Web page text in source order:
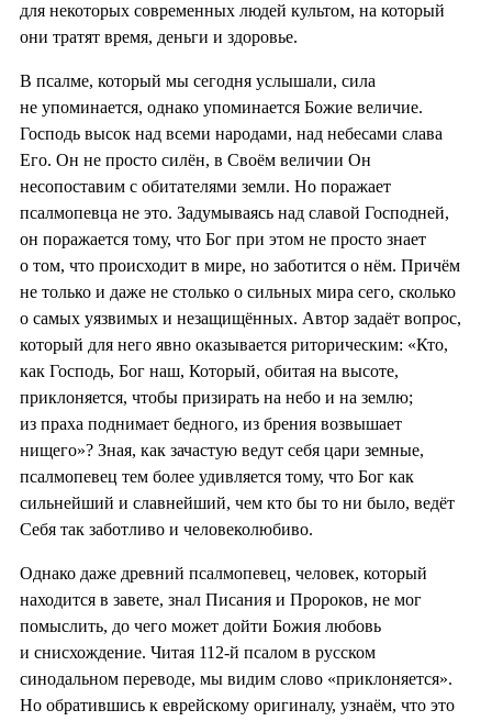
для некоторых современных людей культом, на который
они тратят время, деньги и здоровье.
В псалме, который мы сегодня услышали, сила
не упоминается, однако упоминается Божие величие.
Господь высок над всеми народами, над небесами слава
Его. Он не просто силён, в Своём величии Он
несопоставим с обитателями земли. Но поражает
псалмопевца не это. Задумываясь над славой Господней,
он поражается тому, что Бог при этом не просто знает
о том, что происходит в мире, но заботится о нём. Причём
не только и даже не столько о сильных мира сего, сколько
о самых уязвимых и незащищённых. Автор задаёт вопрос,
который для него явно оказывается риторическим: «Кто,
как Господь, Бог наш, Который, обитая на высоте,
приклоняется, чтобы призирать на небо и на землю;
из праха поднимает бедного, из брения возвышает
нищего»? Зная, как зачастую ведут себя цари земные,
псалмопевец тем более удивляется тому, что Бог как
сильнейший и славнейший, чем кто бы то ни было, ведёт
Себя так заботливо и человеколюбиво.
Однако даже древний псалмопевец, человек, который
находится в завете, знал Писания и Пророков, не мог
помыслить, до чего может дойти Божия любовь
и снисхождение. Читая 112-й псалом в русском
синодальном переводе, мы видим слово «приклоняется».
Но обратившись к еврейскому оригиналу, узнаём, что это